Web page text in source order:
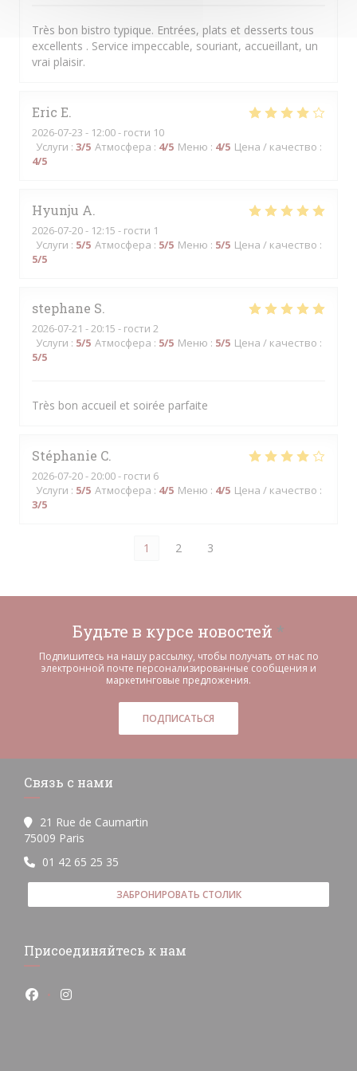
Très bon bistro typique. Entrées, plats et desserts tous
excellents . Service impeccable, souriant, accueillant, un
vrai plaisir.
Eric E
2026-07-23 - 12:00 - гости 10
Услуги : 3/5 Атмосфера : 4/5 Меню : 4/5 Цена / качество :
4/5
Hyunju A
2026-07-20- 12:15 - гости 1
Услуги : 5/5 Атмосфера : 5/5 Меню : 5/5 Цена / качество :
5/5
stephane S
2026-07-21 - 20:15 - гости 2
Услуги : 5/5 Атмосфера : 5/5 Меню : 5/5 Цена / качество :
5/5
Très bon accueil et soirée parfaite
Stéphanie C
2026-07-20- 20:00 - гости 6
Услуги : 5/5 Атмосфера : 4/5 Меню : 4/5 Цена / качество :
3/5
1 2 3
Будьте в курсе новостей *
Подпишитесь на нашу рассылку, чтобы получать от нас по
электронной почте персонализированные сообщения и
маркетинговые предложения.
ПОДПИСАТЬСЯ
Связь с нами
21 Rue de Caumartin
75009 Paris
01 42 65 25 35
ЗАБРОНИРОВАТЬ СТОЛИК
Присоединяйтесь к нам
Facebook ((открывается в новом окне))
Instagram ((открывается в новом окне))